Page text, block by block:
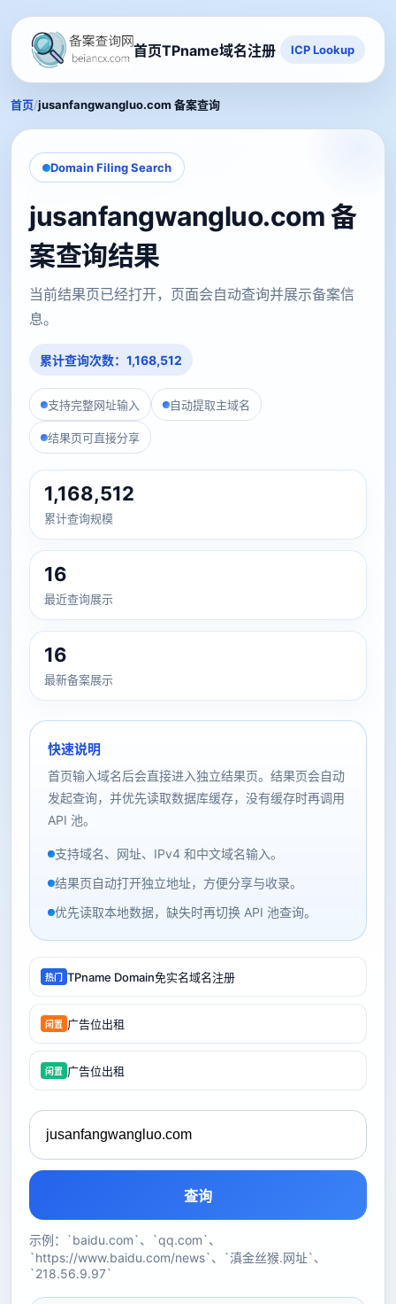
首页TPname域名注册 ICP Lookup
首页/jusanfangwangluo.com 备案查询
Domain Filing Search
jusanfangwangluo.com 备
案查询结果
当前结果页已经打开，页面会自动查询并展示备案信
息。
累计查询次数：1,168,512
支持完整网址输入 自动提取主域名
结果页可直接分享
1,168,512
累计查询规模
16
最近查询展示
16
最新备案展示
快速说明
首页输入域名后会直接进入独立结果页。结果页会自动
发起查询，并优先读取数据库缓存，没有缓存时再调用
API 池。
支持域名、网址、IPv4 和中文域名输入。
结果页自动打开独立地址，方便分享与收录。
优先读取本地数据，缺失时再切换 API 池查询。
热门 TPname Domain免实名域名注册
闲置 广告位出租
闲置 广告位出租
查询
示例：`baidu.com`、`qq.com`、
`https://www.baidu.com/news`、`滇金丝猴.网址`、
`218.56.9.97`